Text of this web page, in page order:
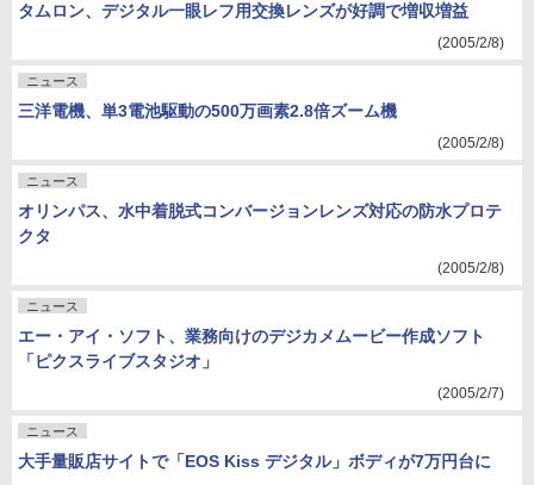
タムロン、デジタル一眼レフ用交換レンズが好調で増収増益
(2005/2/8)
ニュース
三洋電機、単3電池駆動の500万画素2.8倍ズーム機
(2005/2/8)
ニュース
オリンパス、水中着脱式コンバージョンレンズ対応の防水プロテ
クタ
(2005/2/8)
ニュース
エー・アイ・ソフト、業務向けのデジカメムービー作成ソフト
「ピクスライブスタジオ」
(2005/2/7)
ニュース
大手量販店サイトで「EOS Kiss デジタル」ボディが7万円台に